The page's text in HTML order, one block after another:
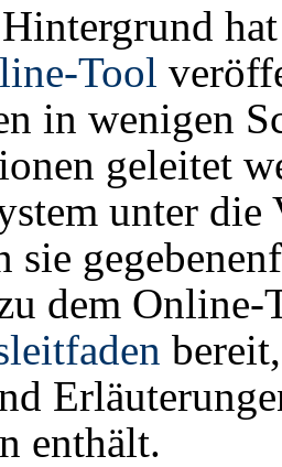
Tool
in wenigen
geleitet
unter die
sie
dem
enthält.